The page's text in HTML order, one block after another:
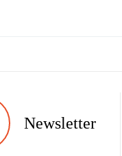
Junior
Newsletter